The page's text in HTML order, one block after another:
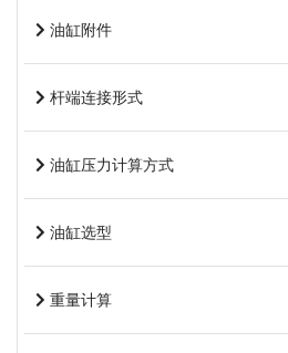
油缸附件
杆端连接形式
油缸压力计算方式
油缸选型
重量计算